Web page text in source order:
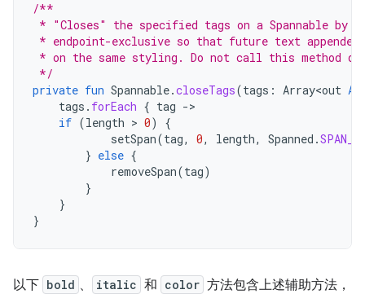
/**
* "Closes" the specified tags on a Spannable by
* endpoint-exclusive so that future text
* on the same styling. Do not call this method
*/
private fun Spannable.closeTags(tags : Array<out
tags . forEach { tag -
if (length > 0)
{
setSpan(tag, 0, length, Spanned .
} else {
removeSpan(tag)
}
}
}
以下 bold 、 italic 和 color 方法包含上述辅助方法，